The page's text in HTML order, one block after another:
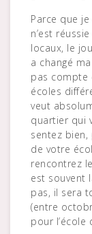
Parce que
n’est
locaux, le
a changé
pas compte
écoles
veut
quartier qui
sentez bien,
de votre
rencontrez
est souvent
pas, il sera
(entre
pour l’école